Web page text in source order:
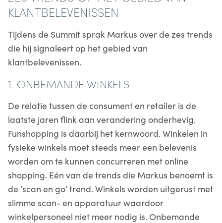
KLANTBELEVENISSEN
Tijdens de Summit sprak Markus over de zes trends
die hij signaleert op het gebied van
klantbelevenissen.
1. ONBEMANDE WINKELS
De relatie tussen de consument en retailer is de
laatste jaren flink aan verandering onderhevig.
Funshopping is daarbij het kernwoord. Winkelen in
fysieke winkels moet steeds meer een belevenis
worden om te kunnen concurreren met online
shopping. Eén van de trends die Markus benoemt is
de ‘scan en go’ trend. Winkels worden uitgerust met
slimme scan- en apparatuur waardoor
winkelpersoneel niet meer nodig is. Onbemande